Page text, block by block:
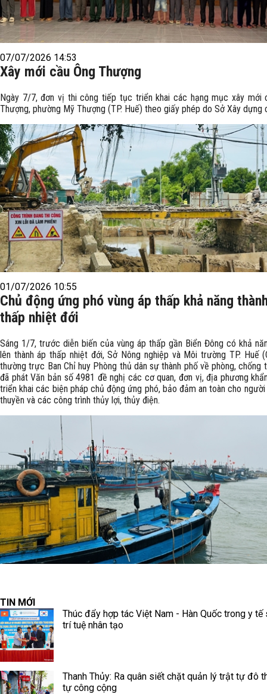
07/07/2026 14:53
Xây mới cầu Ông Thượng
Ngày 7/7, đơn vị thi công tiếp tục triển khai các hạng mục xây mới
Thượng, phường Mỹ Thượng (TP. Huế) theo giấy phép do Sở Xây dựng
01/07/2026 10:55
Chủ động ứng phó vùng áp thấp khả năng
thấp nhiệt đới
Sáng 1/7, trước diễn biến của vùng áp thấp gần Biển Đông có khả
lên thành áp thấp nhiệt đới, Sở Nông nghiệp và Môi trường TP. Huế
thường trực Ban Chỉ huy Phòng thủ dân sự thành phố về phòng, chống
đã phát Văn bản số 4981 đề nghị các cơ quan, đơn vị, địa phương
triển khai các biện pháp chủ động ứng phó, bảo đảm an toàn cho người
thuyền và các công trình thủy lợi, thủy điện.
TIN MỚI
Thúc đẩy hợp tác Việt Nam - Hàn Quốc trong y tế
trí tuệ nhân tạo
Thanh Thủy: Ra quân siết chặt quản lý trật tự đô
tự công cộng